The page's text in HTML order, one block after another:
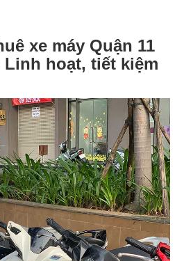
xe máy Quận 11
hoạt, tiết kiệm